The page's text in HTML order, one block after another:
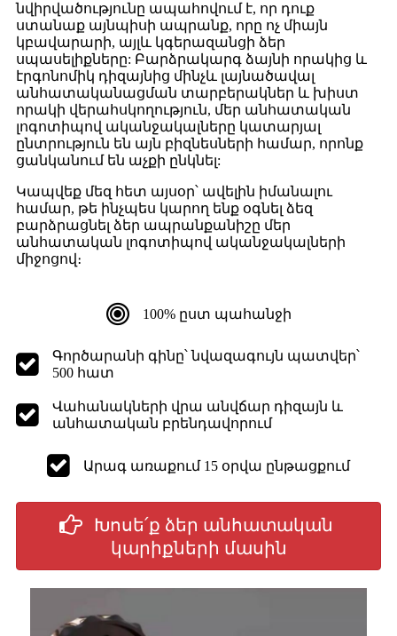
նվիրվածությունը ապահովում է, որ դուք
ստանաք այնպիսի ապրանք, որը ոչ միայն
կբավարարի, այլև կգերազանցի ձեր
սպասելիքները: Բարձրակարգ ձայնի որակից և
էրգոնոմիկ դիզայնից մինչև լայնածավալ
անհատականացման տարբերակներ և խիստ
որակի վերահսկողություն, մեր անհատական ​​
լոգոտիպով ականջակալները կատարյալ
ընտրություն են այն բիզնեսների համար, որոնք
ցանկանում են աչքի ընկնել:
Կապվեք մեզ հետ այսօր՝ ավելին իմանալու
համար, թե ինչպես կարող ենք օգնել ձեզ
բարձրացնել ձեր ապրանքանիշը մեր
անհատական ​​լոգոտիպով ականջակալների
միջոցով։
100% ըստ պահանջի
Գործարանի գինը՝ նվազագույն պատվեր՝
500 հատ
Վահանակների վրա անվճար դիզայն և
անհատական ​​բրենդավորում
Արագ առաքում 15 օրվա ընթացքում
Խոսե՛ք ձեր անհատական ​​
կարիքների մասին